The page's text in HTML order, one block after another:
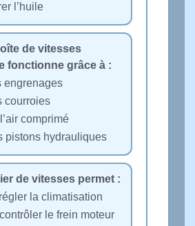
l’huile
de vitesses
fonctionne grâce à :
engrenages
courroies
comprimé
pistons hydrauliques
de vitesses permet :
la climatisation
le frein moteur